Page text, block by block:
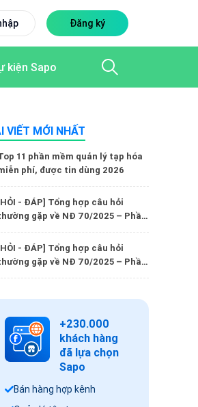
Đăng ký
kiện Sapo
VIẾT MỚI NHẤT
11 phần mềm quản lý tạp hóa
phí, được tin dùng 2026
- ĐÁP] Tổng hợp câu hỏi
gặp về NĐ 70/2025 – Phần
Hoá đơn điện tử từ máy tính tiền
- ĐÁP] Tổng hợp câu hỏi
gặp về NĐ 70/2025 – Phần
Hóa đơn điện tử
+230.000
khách hàng
đã lựa chọn
Sapo
Bán hàng hợp kênh